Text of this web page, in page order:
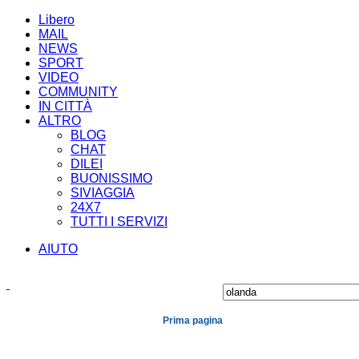
Libero
MAIL
NEWS
SPORT
VIDEO
COMMUNITY
IN CITTÀ
ALTRO
BLOG
CHAT
DILEI
BUONISSIMO
SIVIAGGIA
24X7
TUTTI I SERVIZI
AIUTO
Prima pagina